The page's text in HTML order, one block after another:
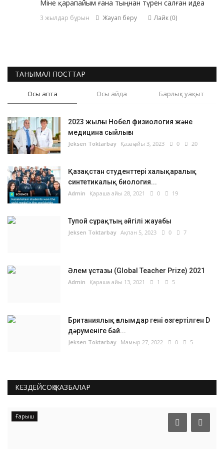
Міне қарапайым ғана тыңнан түрен салған идеа
3 жылдар бұрын Жауап беру Лайк (0)
ТАНЫМАЛ ПОСТТАР
Осы апта Осы айда Барлық уақыт
2023 жылғы Нобел физиология және
медицина сыйлығы
Jeksen Toktarbay Қазаң айы 3, 2023 0 20
Қазақстан студенттері халықаралық
синтетикалық биология...
Admin Қараша айы 28, 2021 0 19
Тупой сұрақтың әйгілі жауабы
Jeksen Toktarbay Ақпан 5, 2023 0 7
Әлем ұстазы (Global Teacher Prize) 2021
Admin Қараша айы 13, 2021 1 5
Британиялық ғалымдар гені өзгертілген D
дәруменіге бай...
Jeksen Toktarbay Мамыр 27, 2022 0 5
КЕЗДЕЙСОҚ ЖАЗБАЛАР
Ғарыш